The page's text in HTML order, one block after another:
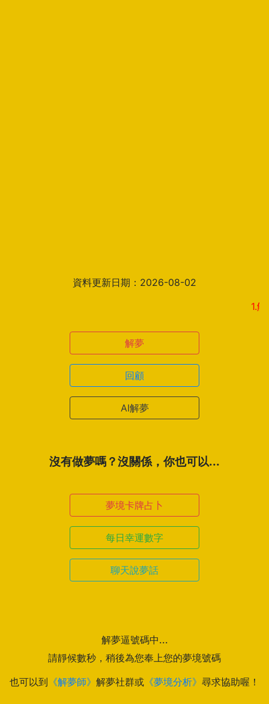
資料更新日期：2026-08-02
1.解夢結
解夢
回顧
AI解夢
沒有做夢嗎？沒關係，你也可以...
夢境卡牌占卜
每日幸運數字
聊天說夢話
解夢逼號碼中...
請靜候數秒，稍後為您奉上您的夢境號碼
也可以到 《解夢師》 解夢社群或 《夢境分析》 尋求協助喔！